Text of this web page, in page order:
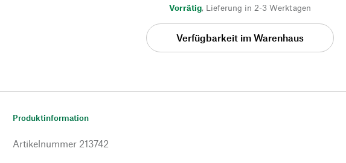
Vorrätig, Lieferung in 2-3 Werktagen
Verfügbarkeit im Warenhaus
Produktinformation
Artikelnummer 213742